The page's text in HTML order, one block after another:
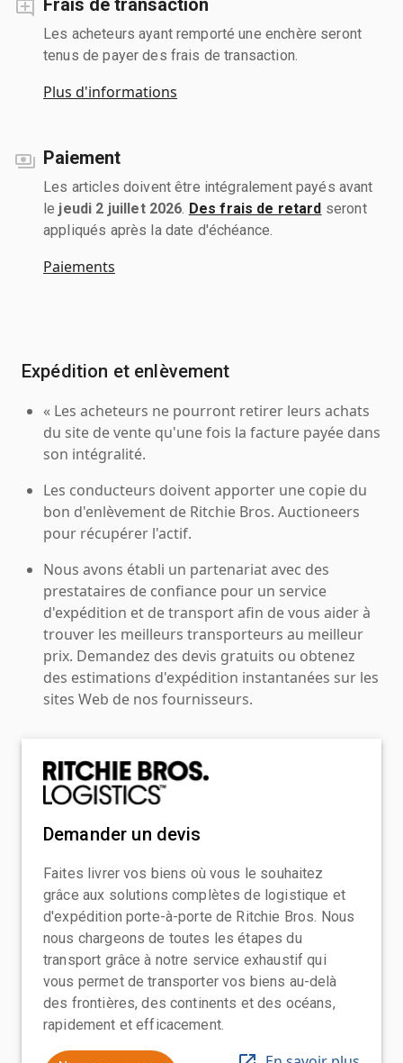
Les acheteurs ayant remporté une enchère seront
tenus de payer des frais de transaction.
Plus d'informations
Paiement
Les articles doivent être intégralement payés avant
le jeudi 2 juillet 2026 Des frais de retard seront
appliqués après la date d'échéance.
Paiements
Expédition et enlèvement
« Les acheteurs ne pourront retirer leurs achats
du site de vente qu'une fois la facture payée dans
son intégralité.
Les conducteurs doivent apporter une copie du
bon d'enlèvement de Ritchie Bros. Auctioneers
pour récupérer l'actif.
Nous avons établi un partenariat avec des
prestataires de confiance pour un service
d'expédition et de transport afin de vous aider à
trouver les meilleurs transporteurs au meilleur
prix. Demandez des devis gratuits ou obtenez
des estimations d'expédition instantanées sur les
sites Web de nos fournisseurs.
Demander un devis
Faites livrer vos biens où vous le souhaitez
grâce aux solutions complètes de logistique et
d'expédition porte-à-porte de Ritchie Bros. Nous
nous chargeons de toutes les étapes du
transport grâce à notre service exhaustif qui
vous permet de transporter vos biens au-delà
des frontières, des continents et des océans,
rapidement et efficacement.